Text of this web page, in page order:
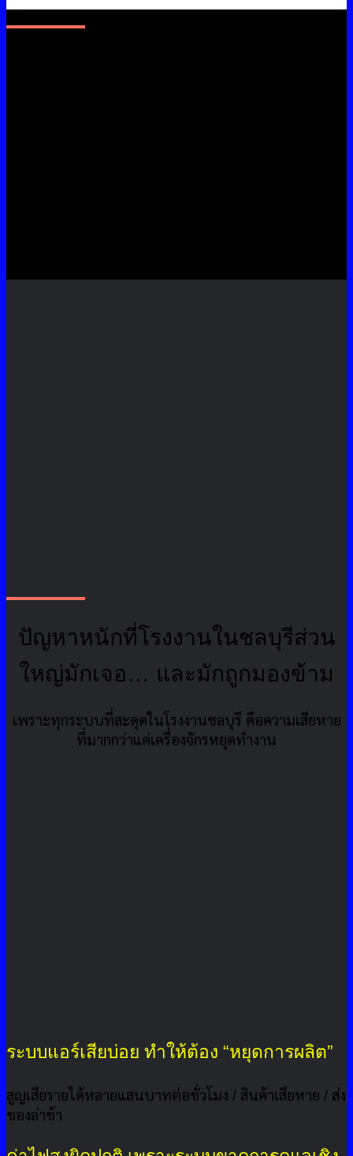
ปัญหาหนักที่โรงงานในชลบุรีส่วน
ใหญ่มักเจอ… และมักถูกมองข้าม
เพราะทุกระบบที่สะดุดในโรงงานชลบุรี คือความเสียหาย
ที่มากกว่าแค่เครื่องจักรหยุดทำงาน
ระบบแอร์เสียบ่อย ทำให้ต้อง “หยุดการผลิต”
สูญเสียรายได้หลายแสนบาทต่อชั่วโมง / สินค้าเสียหาย / ส่ง
ของล่าช้า